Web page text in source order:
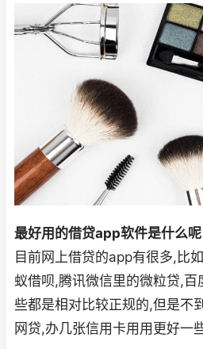
最好用的借贷app软件是什么呢
目前网上借贷的app有很多,比
蚁借呗,腾讯微信里的微粒贷,百
些都是相对比较正规的,但是不
网贷,办几张信用卡用用更好一